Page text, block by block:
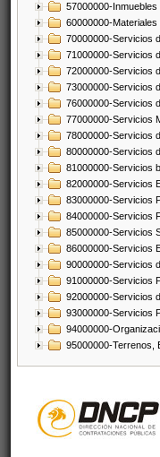
57000000-Inmuebles
60000000-
70000000-Servicios
71000000-Servicios
72000000-Servicios
73000000-Servicios
76000000-Servicios
77000000-Servicios
78000000-Servicios
80000000-Servicios
81000000-Servicios
82000000-Servicios
83000000-Servicios
84000000-Servicios
85000000-Servicios
86000000-Servicios
90000000-Servicios
91000000-Servicios
92000000-Servicios
93000000-Servicios
94000000-
95000000-Terrenos,